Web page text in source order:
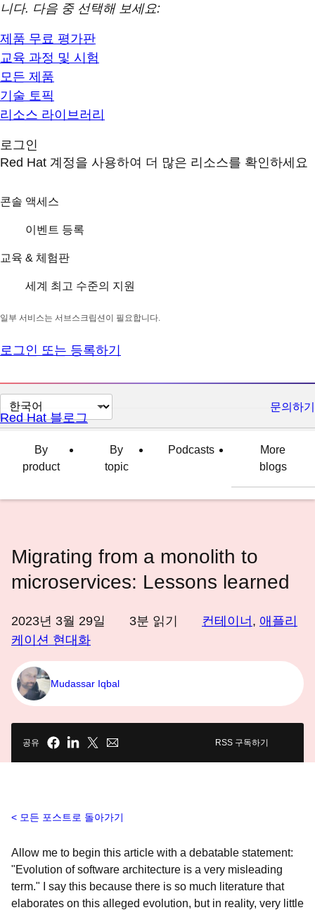
니다. 다음 중 선택해 보세요:
제품 무료 평가판
교육 과정 및 시험
모든 제품
기술 토픽
리소스 라이브러리
로그인
Red Hat 계정을 사용하여 더 많은 리소스를 확인하세요
콘솔 액세스
이벤트 등록
교육 & 체험판
세계 최고 수준의 지원
일부 서비스는 서브스크립션이 필요합니다.
로그인 또는 등록하기
페
이
변
문의하기
Red Hat 블로그
By
product
By
topic
Podcasts
More
blogs
Migrating from a monolith to
microservices: Lessons learned
2023년 3월 29일 3분 읽기 컨테이너 , 애플리
케이션 현대화
Mudassar Iqbal
공유 RSS 구독하기
모든 포스트로 돌아가기
Allow me to begin this article with a debatable statement:
"Evolution of software architecture is a very misleading
term." I say this because there is so much literature that
elaborates on this alleged evolution, but in reality, very little